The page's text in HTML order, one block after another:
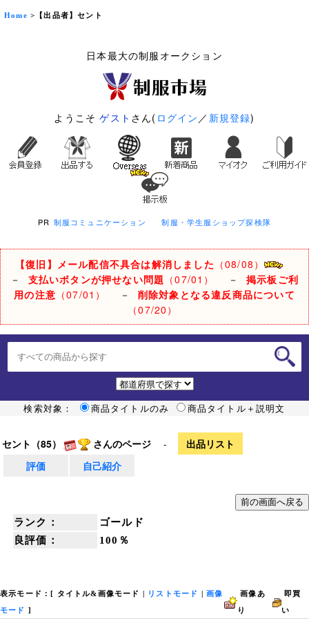
Home >【出品者】セント
日本最大の制服オークション
ようこそゲスト さん( ログイン ／ 新規登録)
PR 制服コミュニケーション 制服・学生服ショップ探検隊
【復旧】メール配信不具合は解消しました （08/08）
－ 支払いボタンが押せない問題 （07/01） －掲示板ご利
用の注意 （07/01） － 削除対象となる違反商品について
（07/20）
検索対象： 商品タイトルのみ 商品タイトル＋説明文
セント（85） さんのページ -
出品リスト
評価
自己紹介
ランク：
ゴールド
良評価：
100％
表示モード：[ タイトル&画像モード リストモード |画像
モード ]
画像あ
り
即買
い